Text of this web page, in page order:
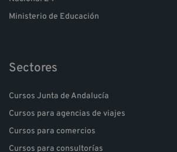
Ministerio de Educación
Sectores
Cursos Junta de Andalucía
Cursos para agencias de viajes
Cursos para comercios
Cursos para consultorías